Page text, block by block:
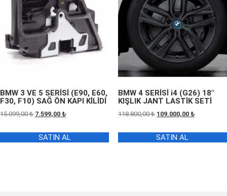
BMW 3 VE 5 SERİSİ (E90, E60,
F30, F10) SAĞ ÖN KAPI KİLİDİ
15.099,00₺ Orijinal
15.099,00 ₺.
7.599,00 ₺Şu
fiyat:
7.599,00 ₺.
SATIN AL
BMW 4 SERİSİ i4 (G26) 18″
KIŞLIK JANT LASTİK SETİ
118.800,00₺ Orijinal
118.800,00 ₺.
109.000,00 ₺Şu
fiyat:
109.000,00
SATIN AL